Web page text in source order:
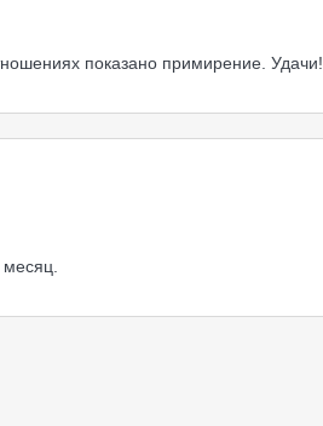
показано примирение. Удачи!